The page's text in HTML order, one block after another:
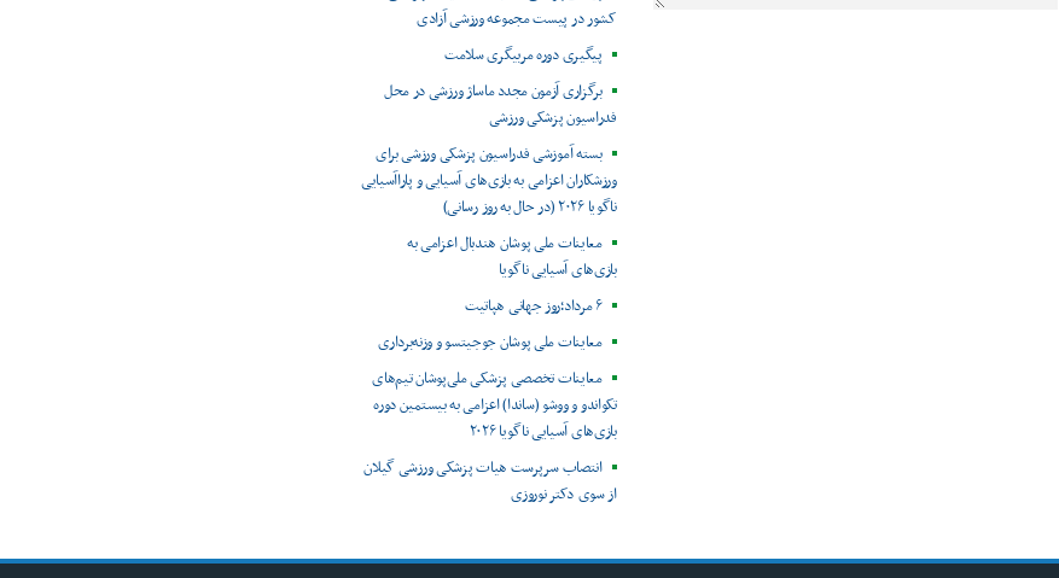
کشور در پیست مجموعه ورزشی آزادی
پیگیری دوره مربیگری سلامت
برگزاری آزمون مجدد ماساژ ورزشی در محل
فدراسیون پزشکی ورزشی
بسته آموزشی فدراسیون پزشکی ورزشی برای
ورزشکاران اعزامی به بازی‌های آسیایی و پاراآسیایی
ناگویا ۲۰۲۶ (در حال به روز رسانی)
معاینات ملی پوشان هندبال اعزامی به
بازی‌های آسیایی ناگویا
۶ مرداد؛روز جهانی هپاتیت
معاینات ملی پوشان جوجیتسو و وزنه‌برداری
معاینات تخصصی پزشکی ملی‌پوشان تیم‌های
تکواندو و ووشو (ساندا) اعزامی به بیستمین دوره
بازی‌های آسیایی ناگویا ۲۰۲۶
انتصاب سرپرست هیات پزشکی ورزشی گیلان
از سوی دکتر نوروزی